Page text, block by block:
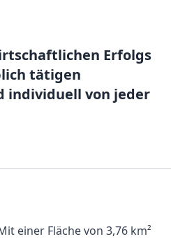
Erfolgs
tätigen
individuell von jeder
einer Fläche von 3,76 km²